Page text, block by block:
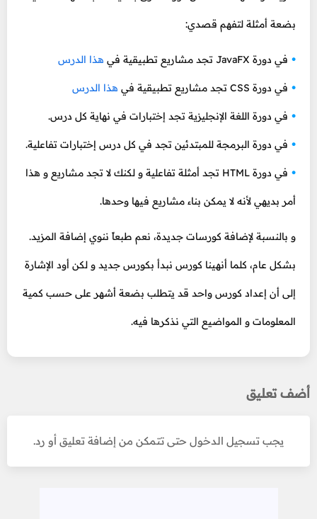
بضعة أمثلة لتفهم قصدي:
في دورة JavaFX تجد مشاريع تطبيقية في هذا الدرس
في دورة CSS تجد مشاريع تطبيقية في هذا الدرس
في دورة اللغة الإنجليزية تجد إختبارات في نهاية كل درس.
في دورة البرمجة للمبتدئين تجد في كل درس إختبارات تفاعلية.
في دورة HTML تجد أمثلة تفاعلية و لكنك لا تجد مشاريع و هذا
أمر بديهي لأنه لا يمكن بناء مشاريع فيها وحدها.
و بالنسبة لإضافة كورسات جديدة، نعم طبعاً ننوي إضافة المزيد.
بشكل عام، كلما أنهينا كورس نبدأ بكورس جديد و لكن أود الإشارة
إلى أن إعداد كورس واحد قد يتطلب بضعة أشهر على حسب كمية
المعلومات و المواضيع التي نذكرها فيه.
أضف تعليق
يجب تسجيل الدخول حتى تتمكن من إضافة تعليق أو رد.